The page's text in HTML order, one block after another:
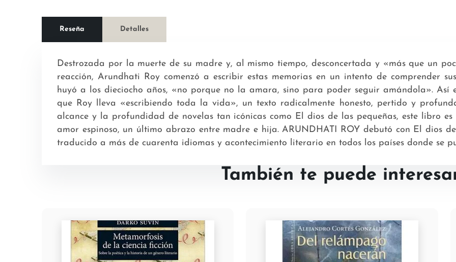
Reseña Detalles
Destrozada por la muerte de su madre y, al mismo tiempo, desconcertada y «más que un
reacción, Arundhati Roy comenzó a escribir estas memorias en un intento de comprender
huyó a los dieciocho años, «no porque no la amara, sino para poder seguir amándola». Así
que Roy lleva «escribiendo toda la vida», un texto radicalmente honesto, pertido y
alcance y la profundidad de novelas tan icónicas como El dios de las pequeñas, este libro
amor espinoso, un último abrazo entre madre e hija. ARUNDHATI ROY debutó con El dios de
traducido a más de cuarenta idiomas y acontecimiento literario en todos los países donde se
También te puede